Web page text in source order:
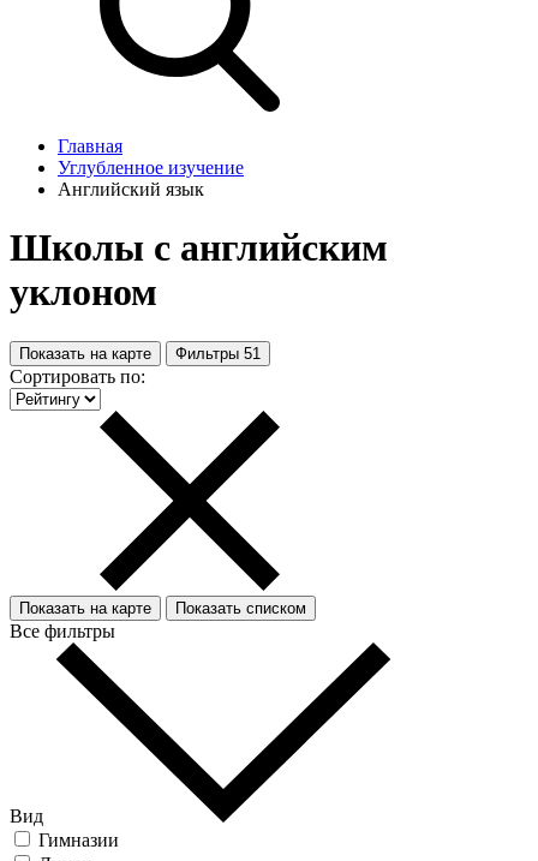
Главная
Углубленное изучение
Английский язык
Школы с английским
уклоном
Показать на карте Фильтры 51
Сортировать по:
Показать на карте Показать списком
Все фильтры
Вид
Гимназии